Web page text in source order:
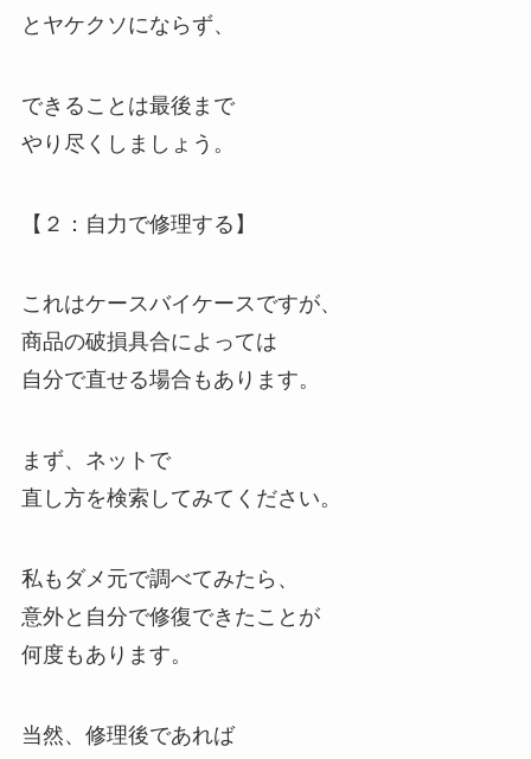
とヤケクソにならず、
できることは最後まで
やり尽くしましょう。
【２：自力で修理する】
これはケースバイケースですが、
商品の破損具合によっては
自分で直せる場合もあります。
まず、ネットで
直し方を検索してみてください。
私もダメ元で調べてみたら、
意外と自分で修復できたことが
何度もあります。
当然、修理後であれば